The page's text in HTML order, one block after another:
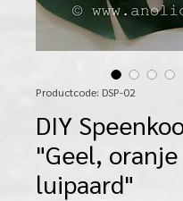
Productcode: DSP-02
DIY
"Geel, oranje
luipaard"